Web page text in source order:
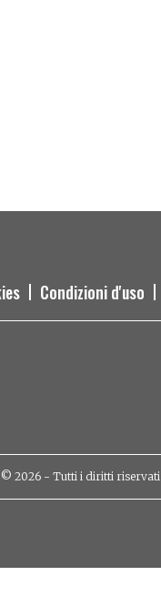
Condizioni d'uso
- © 2026 - Tutti i diritti riservati